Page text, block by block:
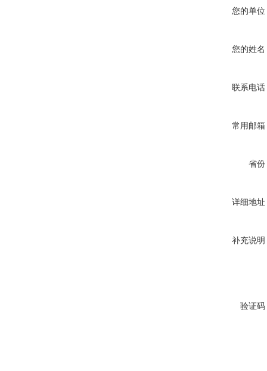
您的单位
您的姓名
联系电话
常用邮箱
省份
详细地址
补充说明
验证码